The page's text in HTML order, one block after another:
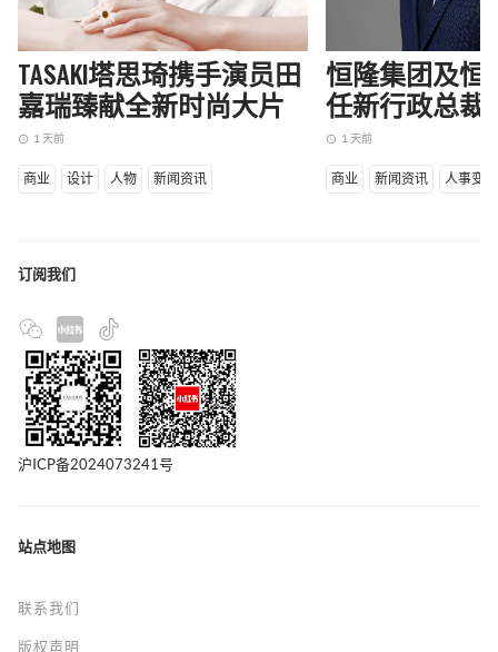
TASAKI塔思琦携手演员田
嘉瑞臻献全新时尚大片
access_time 1 天前
商业 设计 人物 新闻资讯
恒隆集团及恒
任新行政总裁
access_time 1 天前
商业 新闻资讯 人事变动
订阅我们
沪ICP备2024073241号
站点地图
联系我们
版权声明